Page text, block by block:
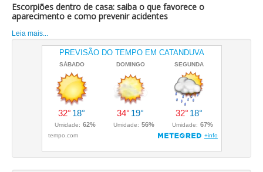
Escorpiões dentro de casa: saiba o que favorece o
aparecimento e como prevenir acidentes
Leia mais...